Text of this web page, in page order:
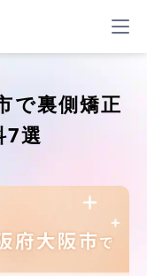
で裏側矯正
7選